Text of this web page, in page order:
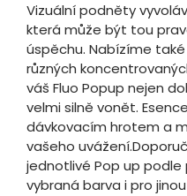
Vizuální podněty
která může být tou
úspěchu. Nabízíme
různých
váš Fluo Popup nejen
velmi silně vonět.
dávkovacím hrotem a
vašeho
jednotlivé Pop up
vybraná barva i pro